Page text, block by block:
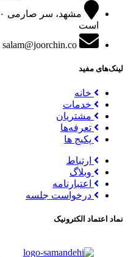
مشهد، سر صارمی ۶۰ پلاک ۲۹
است
salam@joorchin.co
لینک‌های مفید
خانه
خدمات
مشتریان
تعرفه‌ها
پکیج ها
ارتباط
وبلاگ
اعتبارنامه
درخواست جلسه
نماد اعتماد الکترونیک